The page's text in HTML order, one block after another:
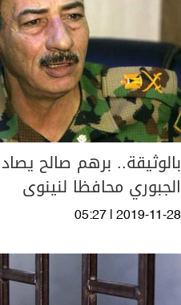
بالوثيقة.. برهم صالح
الجبوري محافظا لنينوى
05:27 | 2019-11-28